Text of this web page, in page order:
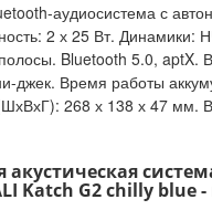
аудиосистема с
2 х 25 Вт. Динамики:
Bluetooth 5.0, aptX.
джек. Время работы
268 х 138 х 47 мм.
акустическая
Katch G2 chilly blue